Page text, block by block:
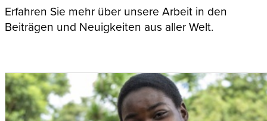
Erfahren Sie mehr über unsere Arbeit in den
Beiträgen und Neuigkeiten aus aller Welt.